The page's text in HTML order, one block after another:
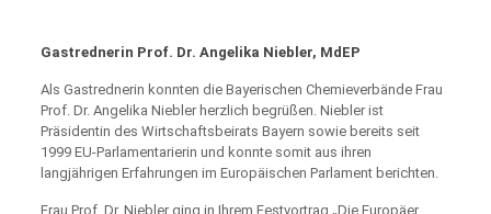
Gastrednerin Prof. Dr. Angelika Niebler, MdEP
Als Gastrednerin konnten die Bayerischen Chemieverbände Frau
Prof. Dr. Angelika Niebler herzlich begrüßen. Niebler ist
Präsidentin des Wirtschaftsbeirats Bayern sowie bereits seit
1999 EU-Parlamentarierin und konnte somit aus ihren
langjährigen Erfahrungen im Europäischen Parlament berichten.
Frau Prof. Dr. Niebler ging in Ihrem Festvortrag „Die Europäer